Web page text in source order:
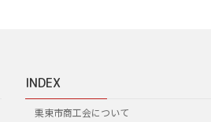
INDEX
栗東市商工会について